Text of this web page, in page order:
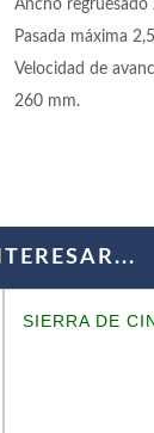
Ancho
Pasada máxima
Velocidad de
260 mm.
SIERRA DE